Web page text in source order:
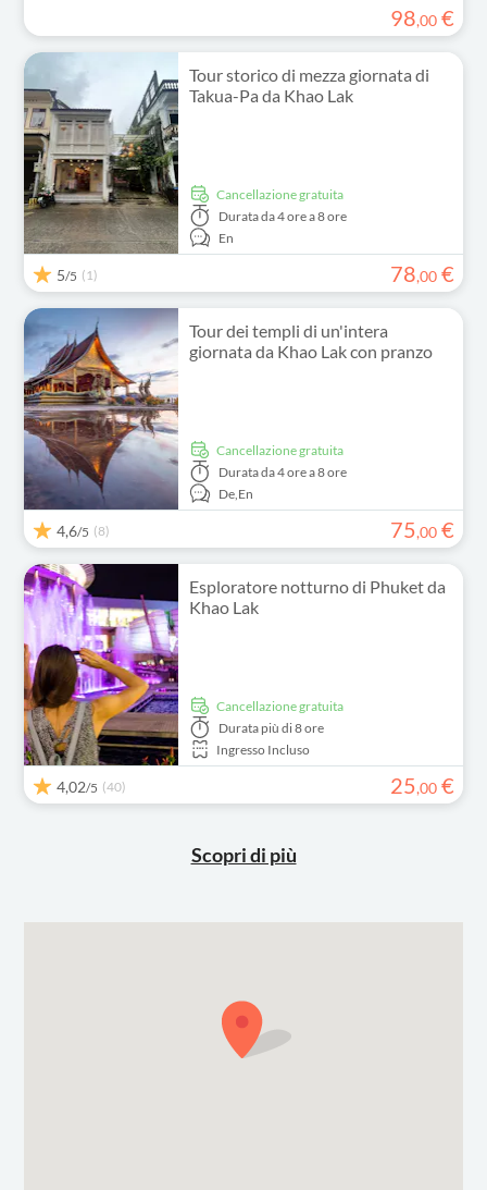
98,00 €
Tour storico di mezza giornata di
Takua-Pa da Khao Lak
Cancellazione gratuita
Duratada 4 ore a 8 ore
En
5/5 (1) 78,00 €
Tour dei templi di un'intera
giornata da Khao Lak con pranzo
Cancellazione gratuita
Duratada 4 ore a 8 ore
De,En
4,6/5 (8) 75,00 €
Esploratore notturno di Phuket da
Khao Lak
Cancellazione gratuita
Durata più di 8 ore
Ingresso Incluso
4,02/5 (40) 25,00 €
Scopri di più